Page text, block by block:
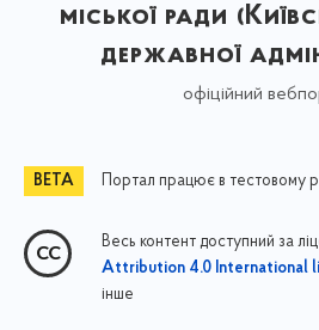
міської ради
державної
офіційний
Портал працює в тестовому
Весь контент доступний за
Attribution 4.0 International
інше